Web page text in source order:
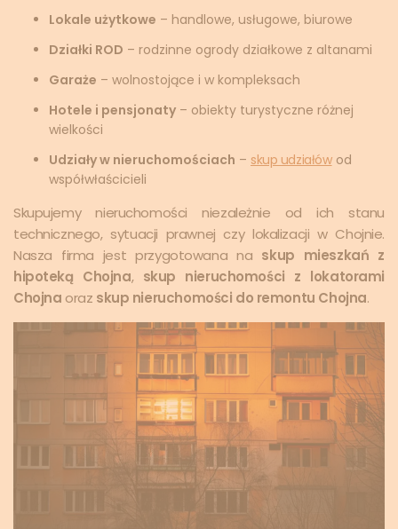
Lokale użytkowe – handlowe, usługowe, biurowe
Działki ROD – rodzinne ogrody działkowe z altanami
Garaże – wolnostojące i w kompleksach
Hotele i pensjonaty – obiekty turystyczne różnej
wielkości
Udziały w nieruchomościach – skup udziałówod
współwłaścicieli
Skupujemy nieruchomości niezależnie od ich stanu
technicznego, sytuacji prawnej czy lokalizacji w Chojnie.
Nasza firma jest przygotowana na skup mieszkań z
hipoteką Chojna, skup nieruchomości z lokatorami
Chojna oraz skup nieruchomości do remontu Chojna.